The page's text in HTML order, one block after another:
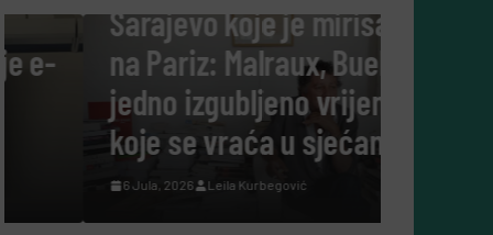
Sarajevo koje je mirisalo
na Pariz: Malraux, Bueb i
jedno izgubljeno vrijeme
koje se vraća u sjećanje
6 Jula, 2026 Leila Kurbegović